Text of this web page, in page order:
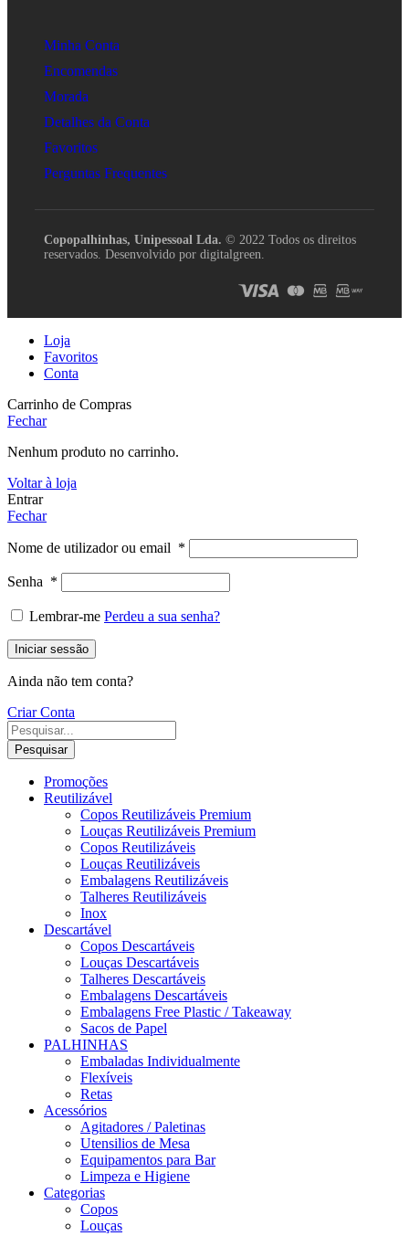
Minha Conta
Encomendas
Morada
Detalhes da Conta
Favoritos
Perguntas Frequentes
Copopalhinhas, Unipessoal Lda. © 2022 Todos os direitos
reservados. Desenvolvido por digitalgreen.
Loja
Favoritos
Conta
Carrinho de Compras
Fechar
Nenhum produto no carrinho.
Voltar à loja
Entrar
Fechar
Nome de utilizador ou email *
Senha *
Lembrar-me Perdeu a sua senha?
Iniciar sessão
Ainda não tem conta?
Criar Conta
Pesquisar
Promoções
Reutilizável
Copos Reutilizáveis Premium
Louças Reutilizáveis Premium
Copos Reutilizáveis
Louças Reutilizáveis
Embalagens Reutilizáveis
Talheres Reutilizáveis
Inox
Descartável
Copos Descartáveis
Louças Descartáveis
Talheres Descartáveis
Embalagens Descartáveis
Embalagens Free Plastic / Takeaway
Sacos de Papel
PALHINHAS
Embaladas Individualmente
Flexíveis
Retas
Acessórios
Agitadores / Paletinas
Utensilios de Mesa
Equipamentos para Bar
Limpeza e Higiene
Categorias
Copos
Louças